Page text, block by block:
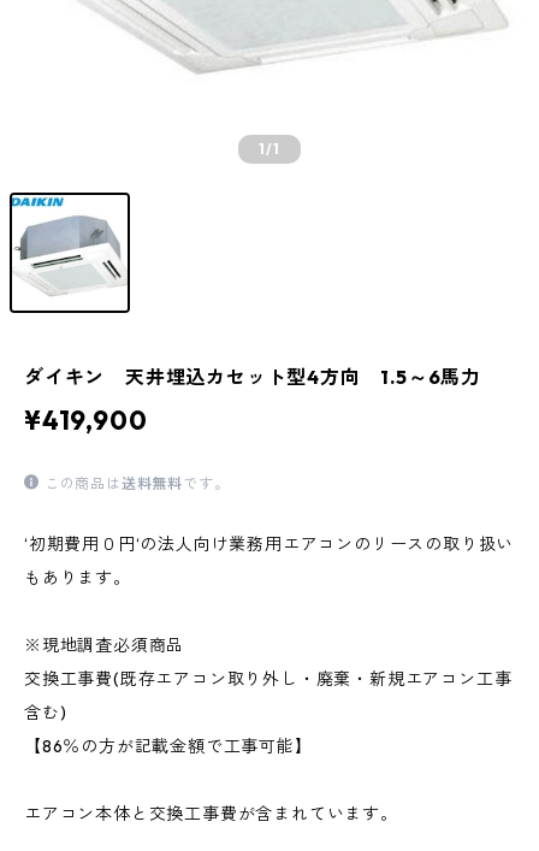
1/1
ダイキン 天井埋込カセット型4方向 1.5～6馬力
¥419,900
この商品は送料無料です。
‘初期費用０円‘の法人向け業務用エアコンのリースの取り扱い
もあります。
※現地調査必須商品
交換工事費(既存エアコン取り外し・廃棄・新規エアコン工事
含む)
【86％の方が記載金額で工事可能】
エアコン本体と交換工事費が含まれています。